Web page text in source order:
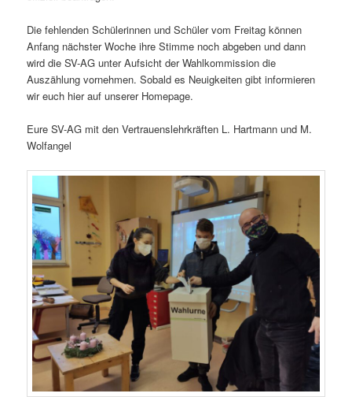
Die fehlenden Schülerinnen und Schüler vom Freitag können
Anfang nächster Woche ihre Stimme noch abgeben und dann
wird die SV-AG unter Aufsicht der Wahlkommission die
Auszählung vornehmen. Sobald es Neuigkeiten gibt informieren
wir euch hier auf unserer Homepage.
Eure SV-AG mit den Vertrauenslehrkräften L. Hartmann und M.
Wolfangel